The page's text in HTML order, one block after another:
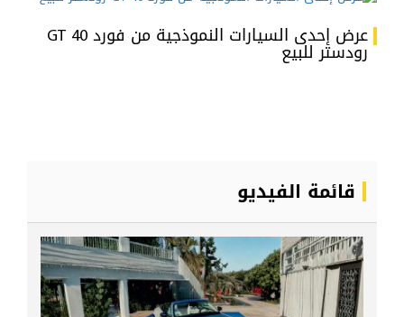
عرض إحدى السيارات النموذجية من فورد GT 40
رودستر للبيع
قائمة الفيديو